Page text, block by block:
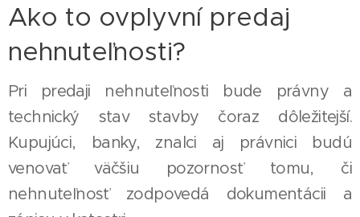
Ako to ovplyvní predaj
nehnuteľnosti?
Pri predaji nehnuteľnosti bude právny a
technický stav stavby čoraz dôležitejší.
Kupujúci, banky, znalci aj právnici budú
venovať väčšiu pozornosť tomu, či
nehnuteľnosť zodpovedá dokumentácii a